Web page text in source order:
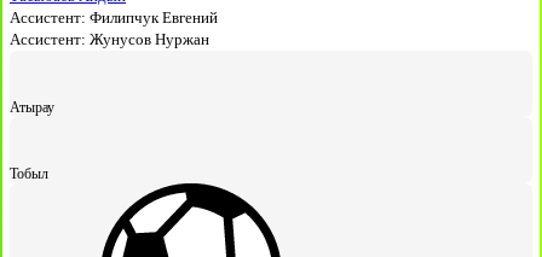
Ассистент: Филипчук Евгений
Ассистент: Жунусов Нуржан
Атырау
Тобыл